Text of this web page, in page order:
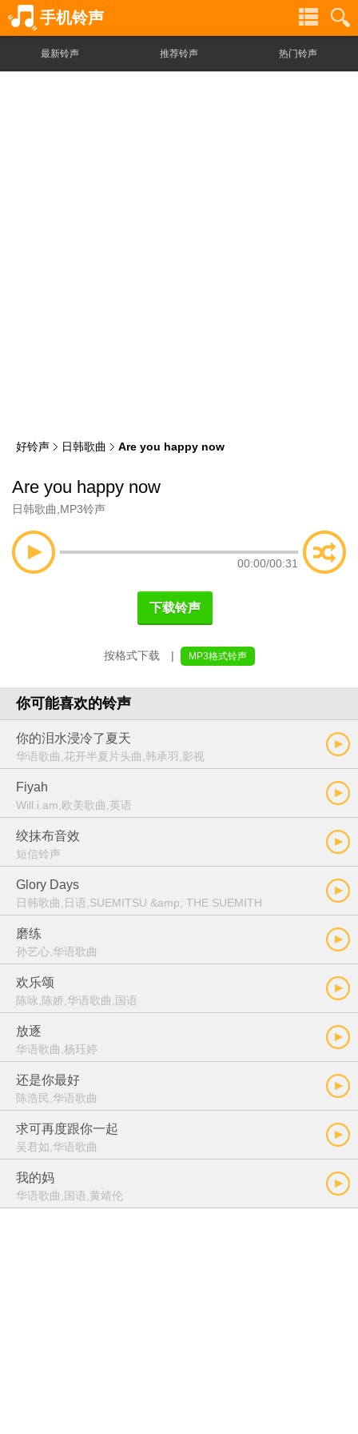
手机铃声
最新铃声 推荐铃声 热门铃声
好铃声 日韩歌曲 Are you happy now
Are you happy now
日韩歌曲 MP3铃声
00:00/00:31
下载铃声
按格式下载 | MP3格式铃声
你可能喜欢的铃声
你的泪水浸冷了夏天
华语歌曲,花开半夏片头曲,韩承羽,影视
Fiyah
Will.i.am,欧美歌曲,英语
绞抹布音效
短信铃声
Glory Days
日韩歌曲,日语,SUEMITSU &amp; THE SUEMITH
磨练
孙艺心,华语歌曲
欢乐颂
陈咏,陈娇,华语歌曲,国语
放逐
华语歌曲,杨珏婷
还是你最好
陈浩民,华语歌曲
求可再度跟你一起
吴君如,华语歌曲
我的妈
华语歌曲,国语,黄靖伦